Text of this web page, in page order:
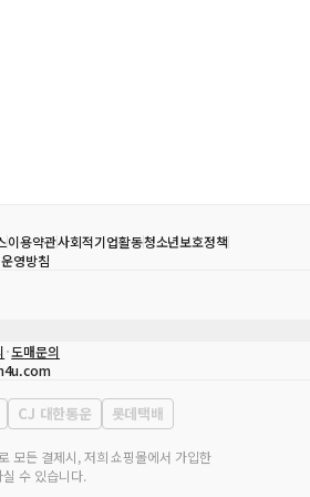
이용약관사회적기업활동청소년보호정책
영방침
남-02223
도매문의
CJ 대한통운 롯데택배
모든 결제시, 저희 쇼핑몰에서 가입한
수 있습니다.